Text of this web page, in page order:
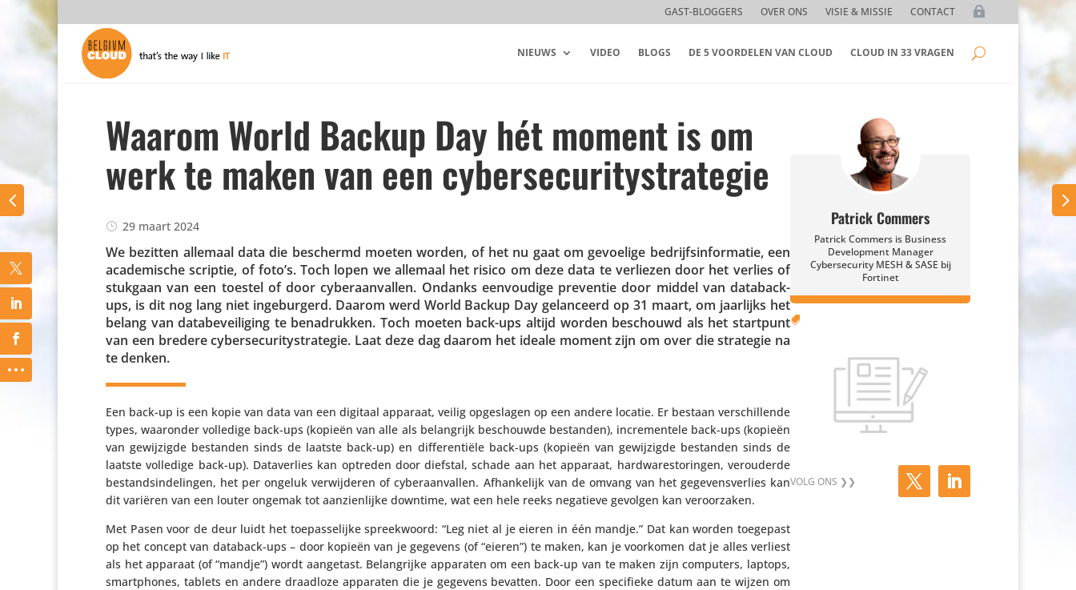
GAST-BLOGGERS OVER ONS VISIE & MISSIE CONTACT
NIEUWS VIDEO BLOGS DE 5 VOORDELEN VAN CLOUD CLOUD IN 33 VRAGEN
Waarom World Backup Day hét moment is om
werk te maken van een cybersecuritystrategie
29 maart 2024
We bezitten allemaal data die beschermd moeten worden, of het nu gaat om gevoelige bedrijfs­in­for­matie, een
acade­mi­sche scriptie, of foto’s. Toch lopen we allemaal het risico om deze data te verliezen door het verlies of
stukgaan van een toestel of door cyber­aan­vallen. Ondanks eenvou­dige preventie door middel van databack-
ups, is dit nog lang niet inge­bur­gerd. Daarom werd World Backup Day gelan­ceerd op 31 maart, om jaarlijks het
belang van data­be­vei­li­ging te bena­drukken. Toch moeten back-ups altijd worden beschouwd als het startpunt
van een bredere cyber­se­cu­ri­ty­s­tra­tegie. Laat deze dag daarom het ideale moment zijn om over die strategie na
te denken.
Een back-up is een kopie van data van een digitaal apparaat, veilig opge­slagen op een andere locatie. Er bestaan verschil­lende
types, waaronder volledige back-ups (kopieën van alle als belang­rijk beschouwde bestanden), incre­men­tele back-ups (kopieën
van gewij­zigde bestanden sinds de laatste back-up) en diffe­ren­tiële back-ups (kopieën van gewij­zigde bestanden sinds de
laatste volledige back-up). Data­ver­lies kan optreden door diefstal, schade aan het apparaat, hard­wa­res­to­ringen, verou­derde
bestandsin­de­lingen, het per ongeluk verwij­deren of cyber­aan­vallen. Afhan­ke­lijk van de omvang van het gege­vens­ver­lies kan
dit variëren van een louter ongemak tot aanzien­lijke downtime, wat een hele reeks negatieve gevolgen kan veroorzaken.
Met Pasen voor de deur luidt het toepas­se­lijke spreek­woord: “Leg niet al je eieren in één mandje.” Dat kan worden toegepast
op het concept van databack-ups – door kopieën van je gegevens (of “eieren”) te maken, kan je voorkomen dat je alles verliest
als het apparaat (of “mandje”) wordt aangetast. Belang­rijke apparaten om een back-up van te maken zijn computers, laptops,
smartphones, tablets en andere draadloze apparaten die je gegevens bevatten. Door een speci­fieke datum aan te wijzen om
Patrick Commers
Patrick Commers is Business
Development Manager
Cybersecurity MESH & SASE bij
Fortinet
